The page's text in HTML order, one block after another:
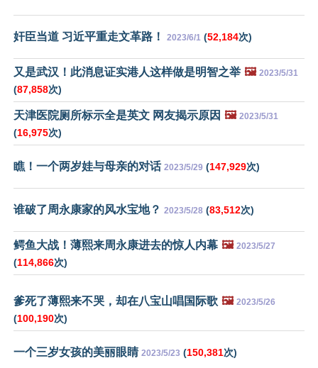
奸臣当道 习近平重走文革路！ 2023/6/1 (52,184次)
又是武汉！此消息证实港人这样做是明智之举 🖼️ 2023/5/31
(87,858次)
天津医院厕所标示全是英文 网友揭示原因 🖼️ 2023/5/31
(16,975次)
瞧！一个两岁娃与母亲的对话 2023/5/29 (147,929次)
谁破了周永康家的风水宝地？ 2023/5/28 (83,512次)
鳄鱼大战！薄熙来周永康进去的惊人内幕 🖼️ 2023/5/27
(114,866次)
爹死了薄熙来不哭，却在八宝山唱国际歌 🖼️ 2023/5/26
(100,190次)
一个三岁女孩的美丽眼睛 2023/5/23 (150,381次)